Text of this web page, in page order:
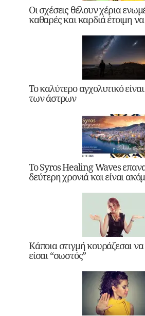
Οι σχέσεις θέλουν χέρια
καθαρές και καρδιά έτοιμη να
Το καλύτερο αγχολυτικό
των άστρων
Το Syros Healing Waves
δεύτερη χρονιά και είναι
Κάποια στιγμή κουράζεσαι
είσαι “σωστός”